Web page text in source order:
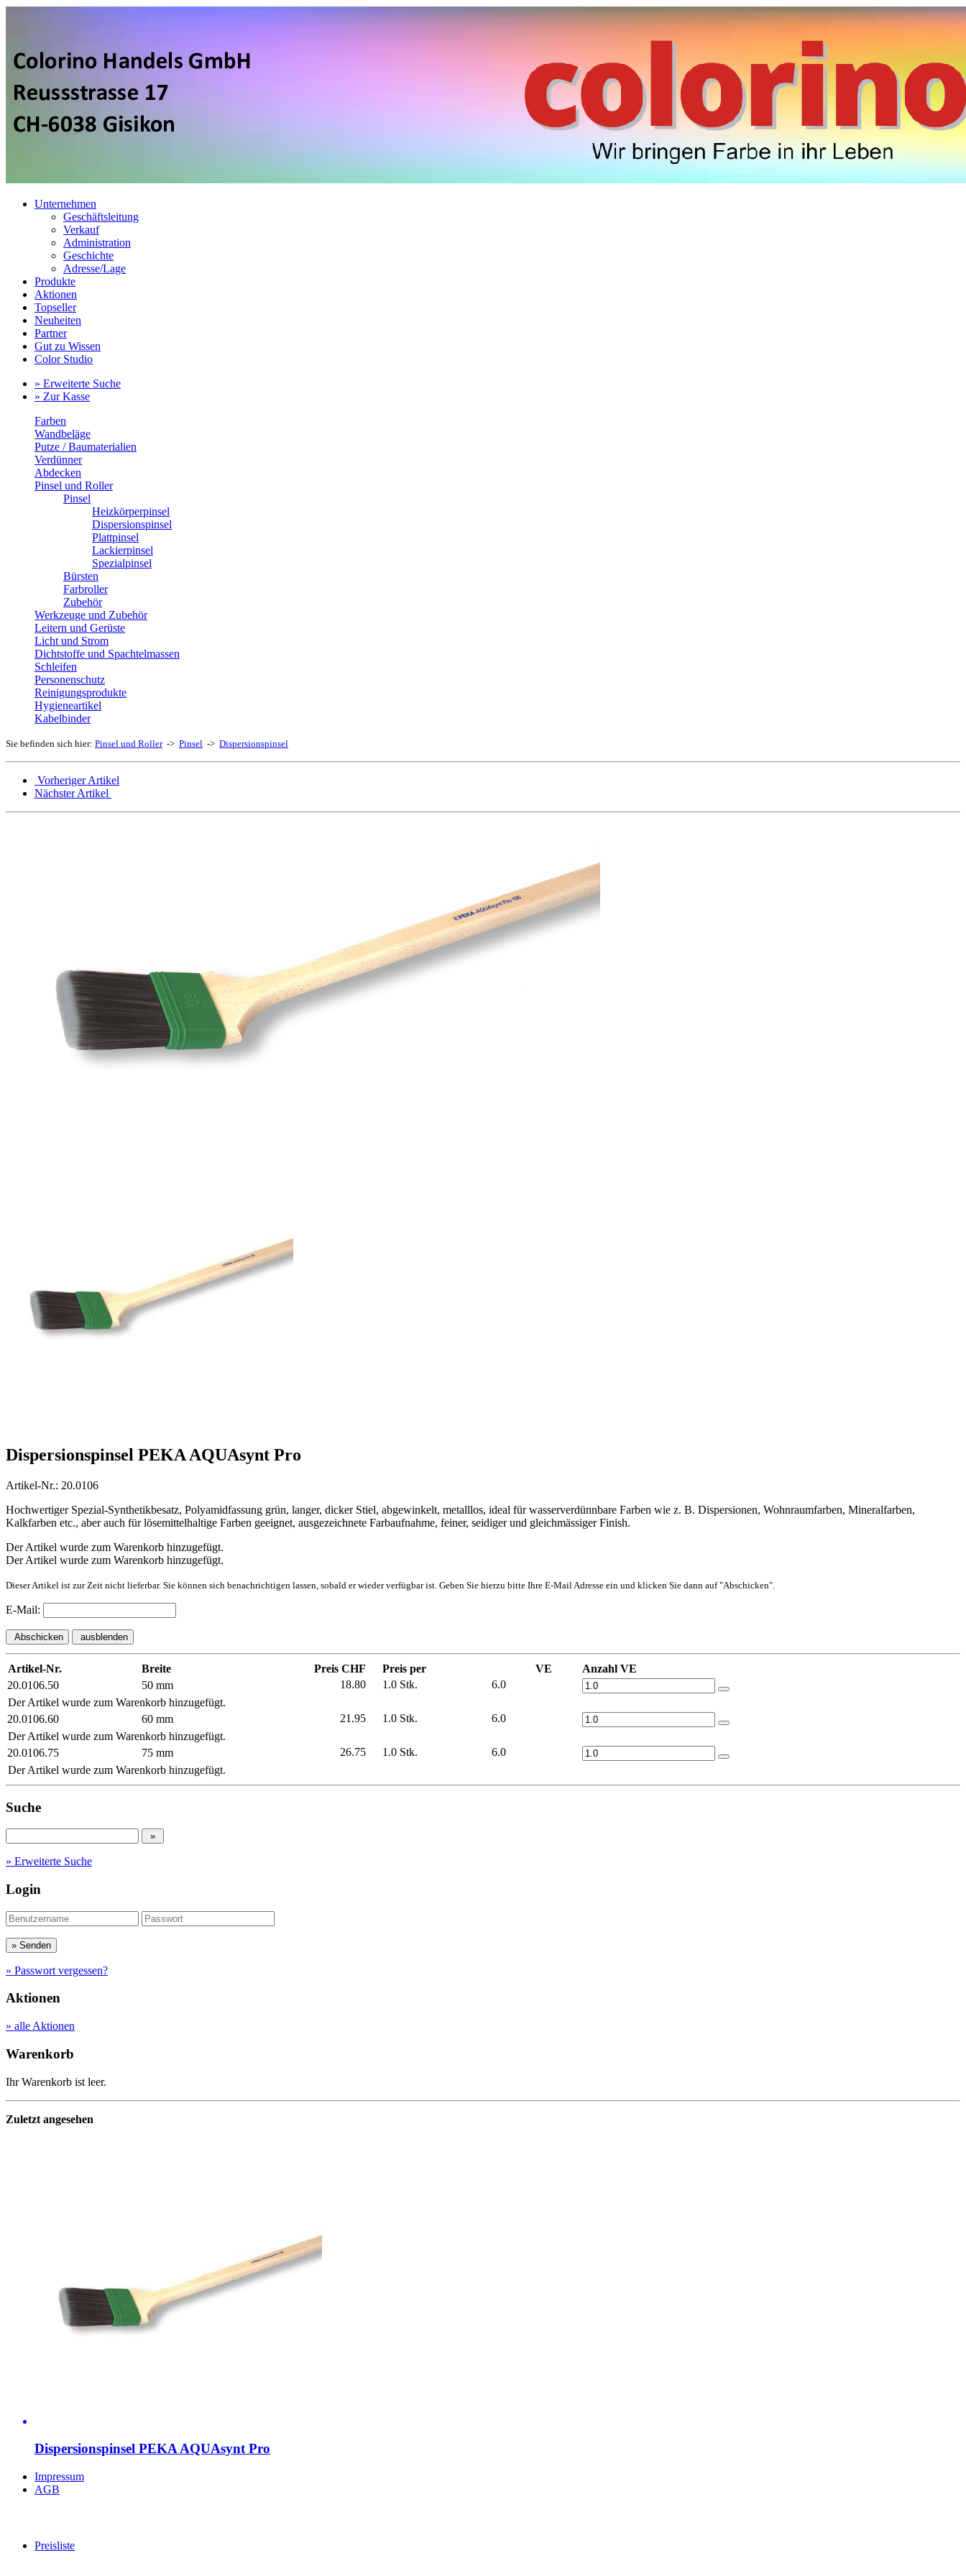
Unternehmen
Geschäftsleitung
Verkauf
Administration
Geschichte
Adresse/Lage
Produkte
Aktionen
Topseller
Neuheiten
Partner
Gut zu Wissen
Color Studio
» Erweiterte Suche
» Zur Kasse
Farben
Wandbeläge
Putze / Baumaterialien
Verdünner
Abdecken
Pinsel und Roller
Pinsel
Heizkörperpinsel
Dispersionspinsel
Plattpinsel
Lackierpinsel
Spezialpinsel
Bürsten
Farbroller
Zubehör
Werkzeuge und Zubehör
Leitern und Gerüste
Licht und Strom
Dichtstoffe und Spachtelmassen
Schleifen
Personenschutz
Reinigungsprodukte
Hygieneartikel
Kabelbinder
Sie befinden sich hier: Pinsel und Roller-> Pinsel -> Dispersionspinsel
Vorheriger Artikel
Nächster Artikel
Dispersionspinsel PEKA AQUAsynt Pro
Artikel-Nr.: 20.0106
Hochwertiger Spezial-Synthetikbesatz, Polyamidfassung grün, langer, dicker Stiel, abgewinkelt, metalllos, ideal für wasserverdünnbare Farben wie z. B. Dispersionen, Wohnraumfarben, Mineralfarben,
Kalkfarben etc., aber auch für lösemittelhaltige Farben geeignet, ausgezeichnete Farbaufnahme, feiner, seidiger und gleichmässiger Finish.
Der Artikel wurde zum Warenkorb hinzugefügt.
Der Artikel wurde zum Warenkorb hinzugefügt.
Dieser Artikel ist zur Zeit nicht lieferbar. Sie können sich benachrichtigen lassen, sobald er wieder verfügbar ist. Geben Sie hierzu bitte Ihre E-Mail Adresse ein und klicken Sie dann auf "Abschicken".
E-Mail:
Abschicken ausblenden
Artikel-Nr. Breite Preis CHF Preis per VE
Anzahl VE
20.0106.50
50 mm 18.80 1.0 Stk.
6.0
Der Artikel wurde zum Warenkorb hinzugefügt.
20.0106.60
60 mm 21.95 1.0 Stk.
6.0
Der Artikel wurde zum Warenkorb hinzugefügt.
20.0106.75
75 mm 26.75 1.0 Stk.
6.0
Der Artikel wurde zum Warenkorb hinzugefügt.
Suche
» Erweiterte Suche
Login
» Passwort vergessen?
Aktionen
» alle Aktionen
Warenkorb
Ihr Warenkorb ist leer.
Zuletzt angesehen
Dispersionspinsel PEKA AQUAsynt Pro
Impressum
AGB
Preisliste